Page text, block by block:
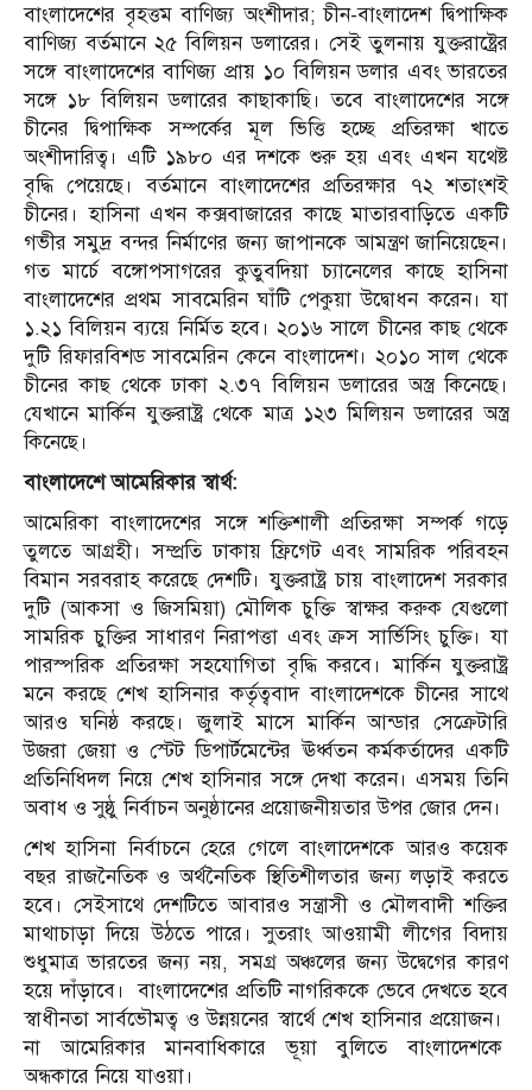
বাংলাদেশের বৃহত্তম বাণিজ্য অংশীদার; চীন-বাংলাদেশ দ্বিপাক্ষিক
বাণিজ্য বর্তমানে ২৫ বিলিয়ন ডলারের। সেই তুলনায় যুক্তরাষ্ট্রের
সঙ্গে বাংলাদেশের বাণিজ্য প্রায় ১০ বিলিয়ন ডলার এবং ভারতের
সঙ্গে ১৮ বিলিয়ন ডলারের কাছাকাছি। তবে বাংলাদেশের সঙ্গে
চীনের দ্বিপাক্ষিক সম্পর্কের মূল ভিত্তি হচ্ছে প্রতিরক্ষা খাতে
অংশীদারিত্ব। এটি ১৯৮০ এর দশকে শুরু হয় এবং এখন যথেষ্ট
বৃদ্ধি পেয়েছে। বর্তমানে বাংলাদেশের প্রতিরক্ষার ৭২ শতাংশই
চীনের। হাসিনা এখন কক্সবাজারের কাছে মাতারবাড়িতে একটি
গভীর সমুদ্র বন্দর নির্মাণের জন্য জাপানকে আমন্ত্রণ জানিয়েছেন।
গত মার্চে বঙ্গোপসাগরের কুতুবদিয়া চ্যানেলের কাছে হাসিনা
বাংলাদেশের প্রথম সাবমেরিন ঘাঁটি পেকুয়া উদ্বোধন করেন। যা
১.২১ বিলিয়ন ব্যয়ে নির্মিত হবে। ২০১৬ সালে চীনের কাছ থেকে
দুটি রিফারবিশড সাবমেরিন কেনে বাংলাদেশ। ২০১০ সাল থেকে
চীনের কাছ থেকে ঢাকা ২.৩৭ বিলিয়ন ডলারের অস্ত্র কিনেছে।
যেখানে মার্কিন যুক্তরাষ্ট্র থেকে মাত্র ১২৩ মিলিয়ন ডলারের অস্ত্র
কিনেছে।
বাংলাদেশে আমেরিকার স্বার্থ:
আমেরিকা বাংলাদেশের সঙ্গে শক্তিশালী প্রতিরক্ষা সম্পর্ক গড়ে
তুলতে আগ্রহী। সম্প্রতি ঢাকায় ফ্রিগেট এবং সামরিক পরিবহন
বিমান সরবরাহ করেছে দেশটি। যুক্তরাষ্ট্র চায় বাংলাদেশ সরকার
দুটি (আকসা ও জিসমিয়া) মৌলিক চুক্তি স্বাক্ষর করুক যেগুলো
সামরিক চুক্তির সাধারণ নিরাপত্তা এবং ক্রস সার্ভিসিং চুক্তি। যা
পারস্পরিক প্রতিরক্ষা সহযোগিতা বৃদ্ধি করবে। মার্কিন যুক্তরাষ্ট্র
মনে করছে শেখ হাসিনার কর্তৃত্ববাদ বাংলাদেশকে চীনের সাথে
আরও ঘনিষ্ঠ করছে। জুলাই মাসে মার্কিন আন্ডার সেক্রেটারি
উজরা জেয়া ও স্টেট ডিপার্টমেন্টের ঊর্ধ্বতন কর্মকর্তাদের একটি
প্রতিনিধিদল নিয়ে শেখ হাসিনার সঙ্গে দেখা করেন। এসময় তিনি
অবাধ ও সুষ্ঠু নির্বাচন অনুষ্ঠানের প্রয়োজনীয়তার উপর জোর দেন।
শেখ হাসিনা নির্বাচনে হেরে গেলে বাংলাদেশকে আরও কয়েক
বছর রাজনৈতিক ও অর্থনৈতিক স্থিতিশীলতার জন্য লড়াই করতে
হবে। সেইসাথে দেশটিতে আবারও সন্ত্রাসী ও মৌলবাদী শক্তির
মাথাচাড়া দিয়ে উঠতে পারে। সুতরাং আওয়ামী লীগের বিদায়
শুধুমাত্র ভারতের জন্য নয়, সমগ্র অঞ্চলের জন্য উদ্বেগের কারণ
হয়ে দাঁড়াবে।
বাংলাদেশের প্রতিটি নাগরিককে ভেবে দেখতে হবে
স্বাধীনতা সার্বভৌমত্ব ও উন্নয়নের স্বার্থে শেখ হাসিনার প্রয়োজন।
না আমেরিকার মানবাধিকারে ভূয়া বুলিতে বাংলাদেশকে
অন্ধকারে নিয়ে যাওয়া।